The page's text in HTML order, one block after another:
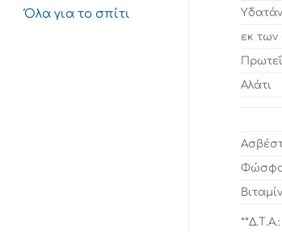
Όλα για το σπίτι
εκ
Αλάτι